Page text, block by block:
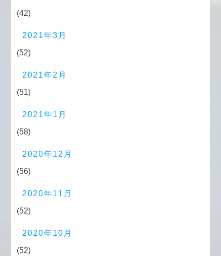
(42)
2021年3月
(52)
2021年2月
(51)
2021年1月
(58)
2020年12月
(56)
2020年11月
(52)
2020年10月
(52)